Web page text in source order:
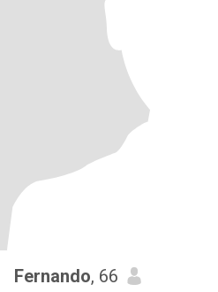
Fernando, 66